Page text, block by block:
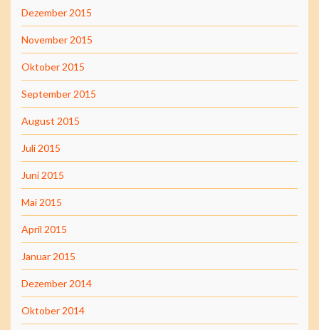
Dezember 2015
November 2015
Oktober 2015
September 2015
August 2015
Juli 2015
Juni 2015
Mai 2015
April 2015
Januar 2015
Dezember 2014
Oktober 2014